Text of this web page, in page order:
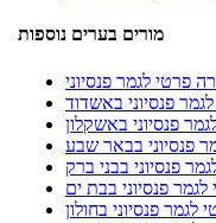
מורים בערים נוספות
פרטי לגמר פנסיוני
פנסיוני באשדוד
פנסיוני באשקלון
פנסיוני בבאר שבע
פנסיוני בבני ברק
פנסיוני בבת ים
לגמר פנסיוני בחולון